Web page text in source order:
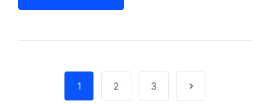
1 2 3